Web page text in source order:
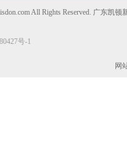
All Rights Reserved. 广东凯
号-1
网